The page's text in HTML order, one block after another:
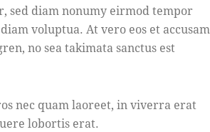
sed diam nonumy eirmod tempor
voluptua. At vero eos et accusam
no sea takimata sanctus est
nec quam laoreet, in viverra erat
lobortis erat.